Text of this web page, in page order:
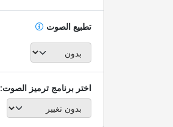
تطبيع الصوت
اختر برنامج ترميز الصوت: